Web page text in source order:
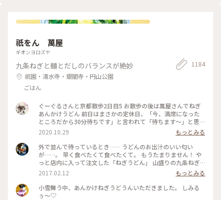
祇をん 萬屋
ギオンヨロズヤ
九条ねぎと麺とだしのバランスが絶妙
祇園・清水寺・銀閣寺・円山公園
ごはん
1184
ぐーぐるさんと京都散歩2日目5 お散歩の後は萬屋さんでねぎ
あんかけうどん 前日はまさかの定休日、「今、満席になった
ところだから30分待ちです」と言われて「待ちます〜」と思わ
ず♡︎😆 検温もして無事にいただきました❣️ #小さな秋 #京都 #
食欲の秋
2020.10.29
もっとみる
外で並んで待っているとき…… うどんのお出汁のいい匂い
が……。 早く食べたくて食べたくて。 もうたまりません！ や
っと店内に入って注文した「ねぎうどん」 山盛りの九条ねぎ
と、おろし生姜がのってやってきました！ あ～～もう幸せ
～！ 出汁の匂いを嗅ぎながら、ねぎと生姜、ねぎとうどん、
出汁の順で、あっという間に平らげてしまいました。 食べ終
わったときに友人と目を合わせて笑顔でほっこり！ 身も心も
2017.02.12
もっとみる
小雪舞う中、あんかけねぎうどうんいただきました。 しみる
ぅ〜♡